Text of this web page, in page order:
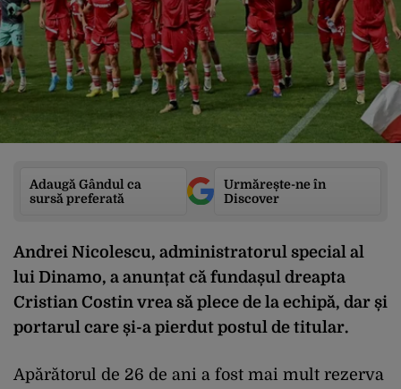
Adaugă Gândul ca
sursă preferată
Urmărește-ne în
Discover
Andrei Nicolescu, administratorul special al
lui Dinamo, a anunțat că fundașul dreapta
Cristian Costin vrea să plece de la echipă, dar și
portarul care și-a pierdut postul de titular.
Apărătorul de 26 de ani a fost mai mult rezerva